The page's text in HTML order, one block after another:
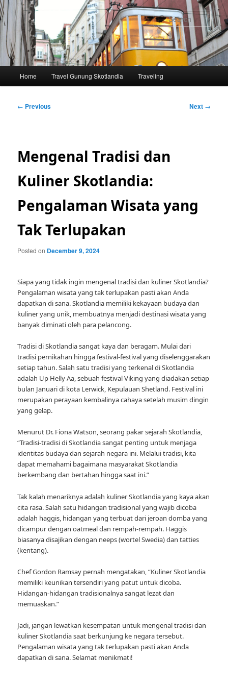
Skip
to
primary
content
Home Travel Gunung Skotlandia Traveling
Post
← Previous Next →
Mengenal Tradisi dan
Kuliner Skotlandia:
Pengalaman Wisata yang
Tak Terlupakan
Posted on December 9, 2024
Siapa yang tidak ingin mengenal tradisi dan kuliner Skotlandia?
Pengalaman wisata yang tak terlupakan pasti akan Anda
dapatkan di sana. Skotlandia memiliki kekayaan budaya dan
kuliner yang unik, membuatnya menjadi destinasi wisata yang
banyak diminati oleh para pelancong.
Tradisi di Skotlandia sangat kaya dan beragam. Mulai dari
tradisi pernikahan hingga festival-festival yang diselenggarakan
setiap tahun. Salah satu tradisi yang terkenal di Skotlandia
adalah Up Helly Aa, sebuah festival Viking yang diadakan setiap
bulan Januari di kota Lerwick, Kepulauan Shetland. Festival ini
merupakan perayaan kembalinya cahaya setelah musim dingin
yang gelap.
Menurut Dr. Fiona Watson, seorang pakar sejarah Skotlandia,
“Tradisi-tradisi di Skotlandia sangat penting untuk menjaga
identitas budaya dan sejarah negara ini. Melalui tradisi, kita
dapat memahami bagaimana masyarakat Skotlandia
berkembang dan bertahan hingga saat ini.”
Tak kalah menariknya adalah kuliner Skotlandia yang kaya akan
cita rasa. Salah satu hidangan tradisional yang wajib dicoba
adalah haggis, hidangan yang terbuat dari jeroan domba yang
dicampur dengan oatmeal dan rempah-rempah. Haggis
biasanya disajikan dengan neeps (wortel Swedia) dan tatties
(kentang).
Chef Gordon Ramsay pernah mengatakan, “Kuliner Skotlandia
memiliki keunikan tersendiri yang patut untuk dicoba.
Hidangan-hidangan tradisionalnya sangat lezat dan
memuaskan.”
Jadi, jangan lewatkan kesempatan untuk mengenal tradisi dan
kuliner Skotlandia saat berkunjung ke negara tersebut.
Pengalaman wisata yang tak terlupakan pasti akan Anda
dapatkan di sana. Selamat menikmati!